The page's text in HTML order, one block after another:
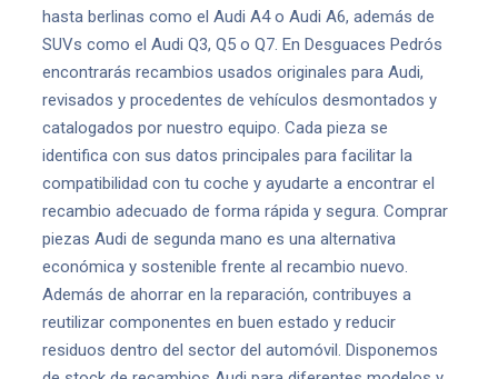
hasta berlinas como el Audi A4 o Audi A6, además de
SUVs como el Audi Q3, Q5 o Q7. En Desguaces Pedrós
encontrarás recambios usados originales para Audi,
revisados y procedentes de vehículos desmontados y
catalogados por nuestro equipo. Cada pieza se
identifica con sus datos principales para facilitar la
compatibilidad con tu coche y ayudarte a encontrar el
recambio adecuado de forma rápida y segura. Comprar
piezas Audi de segunda mano es una alternativa
económica y sostenible frente al recambio nuevo.
Además de ahorrar en la reparación, contribuyes a
reutilizar componentes en buen estado y reducir
residuos dentro del sector del automóvil. Disponemos